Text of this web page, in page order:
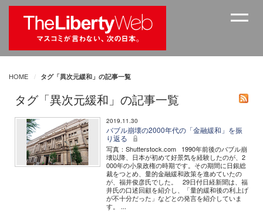
HOME タグ「異次元緩和」の記事一覧
タグ「異次元緩和」の記事一覧
2019.11.30
バブル崩壊の2000年代の「金融緩和」を振
り返る
写真：Shutterstock.com 1990年前後のバブル崩
壊以降、日本が初めて好景気を経験したのが、2
000年の小泉政権の時期です。その期間に日銀総
裁をつとめ、量的金融緩和政策を進めていたの
が、福井俊彦氏でした。 29日付日経新聞は、福
井氏の口述回顧を紹介し、「量的緩和後の利上げ
が不十分だった」などとの発言を紹介していま
す。 ...